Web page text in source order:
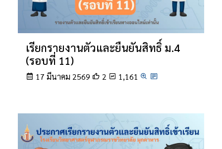
เรียกรายงานตัวและยืนยันสิทธิ์ ม.4
(รอบที่ 11)
17 มีนาคม 2569 2 1,161